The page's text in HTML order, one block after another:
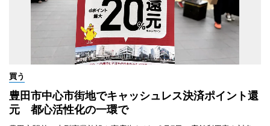
買う
豊田市中心市街地でキャッシュレス決済ポイント還
元 都心活性化の一環で